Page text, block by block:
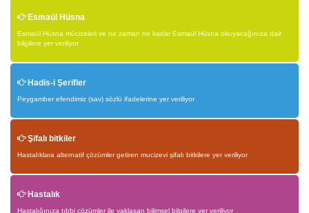
Esmaül Hüsna
Esmaül Hüsna mücizeleri ve ne zaman ne kadar Esmaül Hüsna okuyacağınıza dair
bilgilere yer veriliyor
Hadis-i Şerifler
Peygamber efendimiz (sav) sözlü ifadelerine yer veriliyor
Şifalı bitkiler
Hastalıklara alternatif çözümler getiren mucizevi şifalı bitkilere yer veriliyor
Hastalık
Hastalığınıza tıbbi çözümler ile yaklaşan bilimsel bilgilere yer veriliyor